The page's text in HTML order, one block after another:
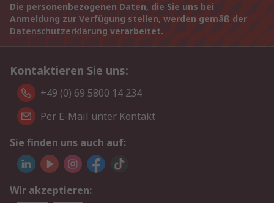
Die personenbezogenen Daten, die Sie uns bei
Anmeldung zur Verfügung stellen, werden gemäß der
Datenschutzerklärung verarbeitet.
Kontaktieren Sie uns:
+49 (0) 69 5800 14 234
Per E-Mail unter Kontakt
Sie finden uns auch auf:
Wir akzeptieren: